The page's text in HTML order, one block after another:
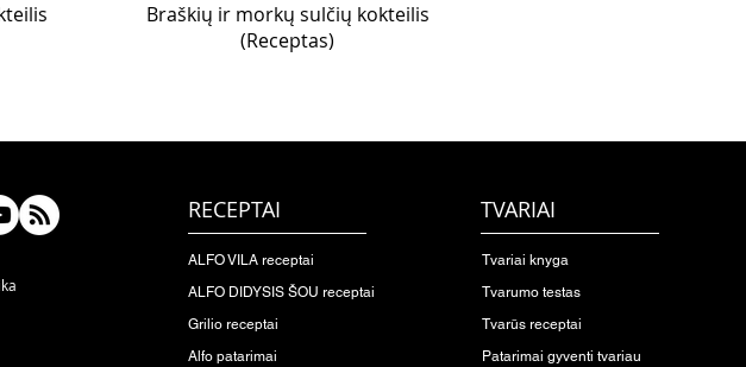
Braškių ir morkų sulčių kokteilis
(Receptas)
RECEPTAI
ALFO VILA receptai
ALFO DIDYSIS ŠOU receptai
Grilio receptai
Alfo patarimai
TVARIAI
Tvariai knyga
Tvarumo testas
Tvarūs receptai
Patarimai gyventi tvariau